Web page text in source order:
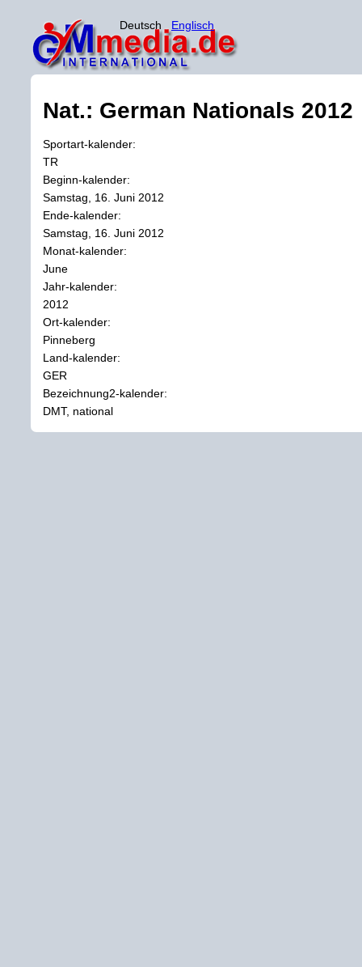
Deutsch Englisch
Nat.: German Nationals 2012
Sportart-kalender:
TR
Beginn-kalender:
Samstag, 16. Juni 2012
Ende-kalender:
Samstag, 16. Juni 2012
Monat-kalender:
June
Jahr-kalender:
2012
Ort-kalender:
Pinneberg
Land-kalender:
GER
Bezeichnung2-kalender:
DMT, national